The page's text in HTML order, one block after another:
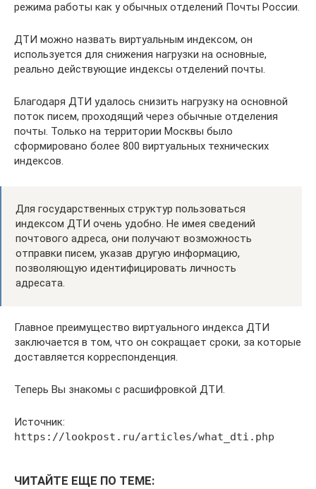
режима работы как у обычных отделений Почты России.
ДТИ можно назвать виртуальным индексом, он
используется для снижения нагрузки на основные,
реально действующие индексы отделений почты.
Благодаря ДТИ удалось снизить нагрузку на основной
поток писем, проходящий через обычные отделения
почты. Только на территории Москвы было
сформировано более 800 виртуальных технических
индексов.
Для государственных структур пользоваться
индексом ДТИ очень удобно. Не имея сведений
почтового адреса, они получают возможность
отправки писем, указав другую информацию,
позволяющую идентифицировать личность
адресата.
Главное преимущество виртуального индекса ДТИ
заключается в том, что он сокращает сроки, за которые
доставляется корреспонденция.
Теперь Вы знакомы с расшифровкой ДТИ.
Источник:
https://lookpost.ru/articles/what_dti.php
ЧИТАЙТЕ ЕЩЕ ПО ТЕМЕ: